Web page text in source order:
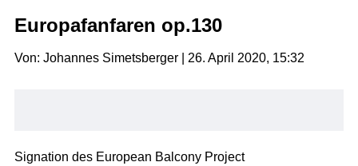
Europafanfaren op.130
Von: Johannes Simetsberger | 26. April 2020, 15:32
Signation des European Balcony Project